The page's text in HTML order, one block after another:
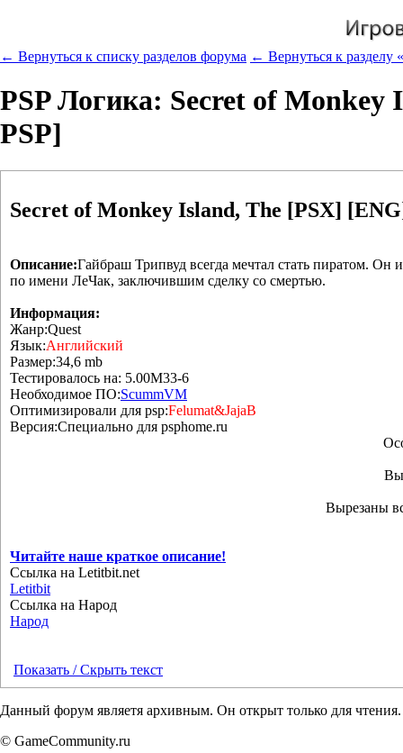
← Вернуться к списку разделов форума ← Вернуться к разделу
PSP Логика: Secret of
PSP]
Secret of Monkey Island, The [PSX]
Описание:Гайбраш Трипвуд всегда мечтал стать пиратом. Он
по имени ЛеЧак, заключившим сделку со смертью.
Информация:
Жанр:Quest
Язык:Английский
Размер:34,6 mb
Тестировалось на: 5.00M33-6
Необходимое ПО:ScummVM
Оптимизировали для psp:Felumat&JajaB
Версия:Специально для psphome.ru
Вырезаны
Читайте наше краткое описание!
Ссылка на Letitbit.net
Letitbit
Ссылка на Народ
Народ
Показать / Скрыть текст
Данный форум являетя архивным. Он открыт только для чтения.
© GameCommunity.ru